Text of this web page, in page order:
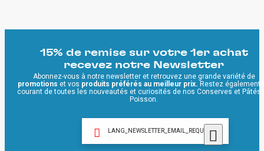
15% de remise sur votre 1er achat
recevez notre Newsletter
Abonnez-vous à notre newsletter et retrouvez une grande variété de
promotions et vos produits préférés au meilleur prix. Restez également
courant de toutes les nouveautés et curiosités de nos Conserves et Pâtés
Poisson.
LANG_NEWSLETTER_EMAIL_REQUIRED